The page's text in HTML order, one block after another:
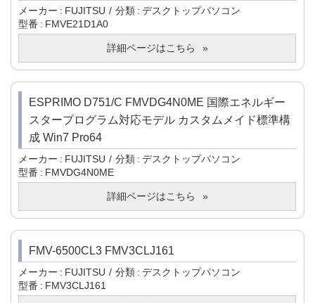
メーカー FUJITSU 分類
デスクトップパソコン
型番
FMVE21D1A0
詳細ページはこちら
ESPRIMO D751/C FMVDG4N0ME 国際エネルギー
スタープログラム対応モデル カスタムメイド標準構
成 Win7 Pro64
メーカー FUJITSU 分類
デスクトップパソコン
型番
FMVDG4N0ME
詳細ページはこちら
FMV-6500CL3 FMV3CLJ161
メーカー FUJITSU 分類
デスクトップパソコン
型番
FMV3CLJ161